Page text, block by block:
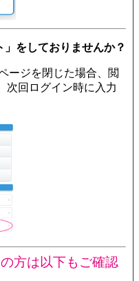
をしておりませんか？
ージを閉じた場合、閲
次回ログイン時に入力
方は以下もご確認